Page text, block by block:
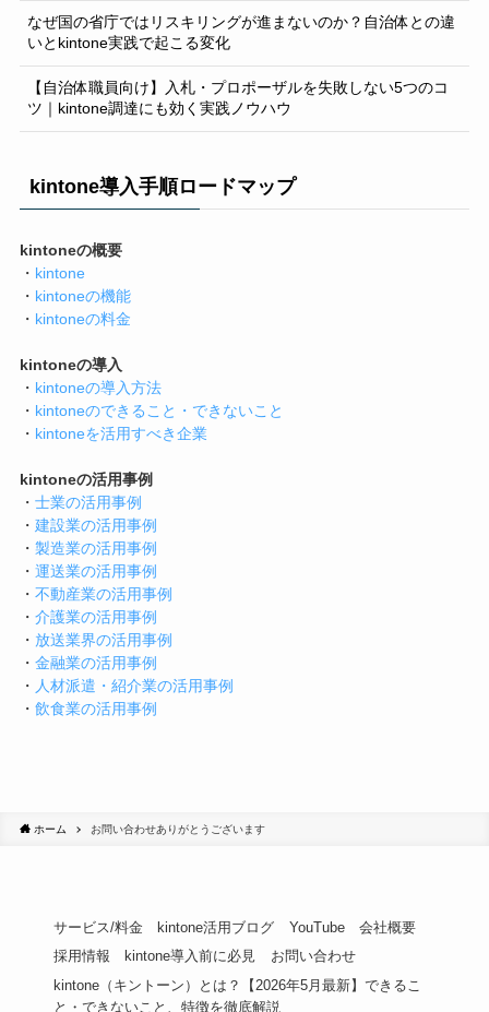
なぜ国の省庁ではリスキリングが進まないのか？自治体との違
いとkintone実践で起こる変化
【自治体職員向け】入札・プロポーザルを失敗しない5つのコ
ツ｜kintone調達にも効く実践ノウハウ
kintone導入手順ロードマップ
kintoneの概要
・ kintone
・ kintoneの機能
・ kintoneの料金
kintoneの導入
・ kintoneの導入方法
・ kintoneのできること・できないこと
・ kintoneを活用すべき企業
kintoneの活用事例
・ 士業の活用事例
・ 建設業の活用事例
・ 製造業の活用事例
・ 運送業の活用事例
・ 不動産業の活用事例
・ 介護業の活用事例
・ 放送業界の活用事例
・ 金融業の活用事例
・ 人材派遣・紹介業の活用事例
・ 飲食業の活用事例
ホーム お問い合わせありがとうございます
サービス/料金 kintone活用ブログ YouTube
会社概要
採用情報
kintone導入前に必見
お問い合わせ
kintone（キントーン）とは？【2026年5月最新】できるこ
と・できないこと、特徴を徹底解説